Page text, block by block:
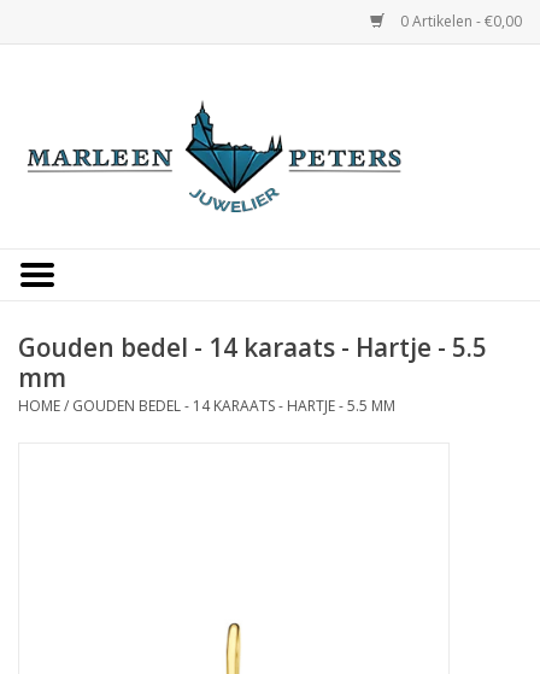
0 Artikelen - €0,00
Gouden bedel - 14 karaats - Hartje - 5.5
mm
HOME/ GOUDEN BEDEL - 14 KARAATS - HARTJE - 5.5 MM